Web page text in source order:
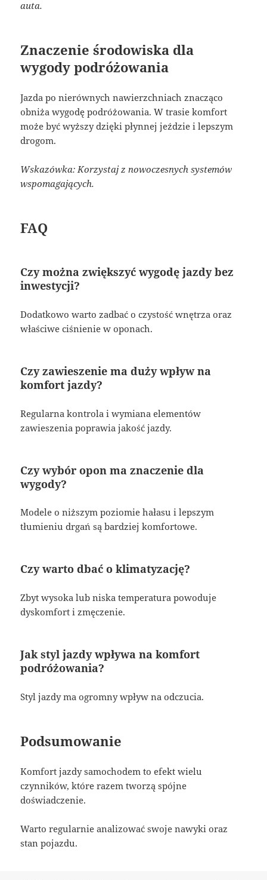
auta.
Znaczenie środowiska dla
wygody podróżowania
Jazda po nierównych nawierzchniach znacząco
obniża wygodę podróżowania. W trasie komfort
może być wyższy dzięki płynnej jeździe i lepszym
drogom.
Wskazówka: Korzystaj z nowoczesnych systemów
wspomagających.
FAQ
Czy można zwiększyć wygodę jazdy bez
inwestycji?
Dodatkowo warto zadbać o czystość wnętrza oraz
właściwe ciśnienie w oponach.
Czy zawieszenie ma duży wpływ na
komfort jazdy?
Regularna kontrola i wymiana elementów
zawieszenia poprawia jakość jazdy.
Czy wybór opon ma znaczenie dla
wygody?
Modele o niższym poziomie hałasu i lepszym
tłumieniu drgań są bardziej komfortowe.
Czy warto dbać o klimatyzację?
Zbyt wysoka lub niska temperatura powoduje
dyskomfort i zmęczenie.
Jak styl jazdy wpływa na komfort
podróżowania?
Styl jazdy ma ogromny wpływ na odczucia.
Podsumowanie
Komfort jazdy samochodem to efekt wielu
czynników, które razem tworzą spójne
doświadczenie.
Warto regularnie analizować swoje nawyki oraz
stan pojazdu.